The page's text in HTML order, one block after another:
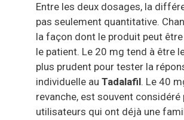
Entre les deux dosages, la
pas seulement quantitative.
la façon dont le produit peut
le patient. Le 20 mg tend à être
plus prudent pour tester la
individuelle au Tadalafil. Le 40
revanche, est souvent considéré
utilisateurs qui ont déjà une